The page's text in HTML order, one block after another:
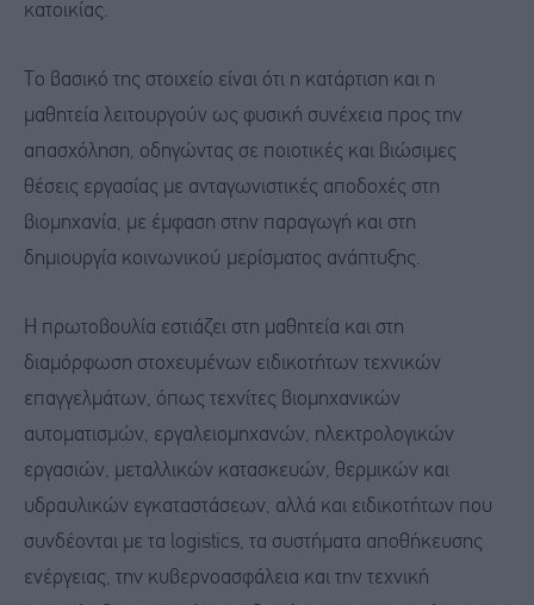
κατοικίας.
Το βασικό της στοιχείο είναι ότι η κατάρτιση και η
μαθητεία λειτουργούν ως φυσική συνέχεια προς την
απασχόληση, οδηγώντας σε ποιοτικές και βιώσιμες
θέσεις εργασίας με ανταγωνιστικές αποδοχές στη
βιομηχανία, με έμφαση στην παραγωγή και στη
δημιουργία κοινωνικού μερίσματος ανάπτυξης.
Η πρωτοβουλία εστιάζει στη μαθητεία και στη
διαμόρφωση στοχευμένων ειδικοτήτων τεχνικών
επαγγελμάτων, όπως τεχνίτες βιομηχανικών
αυτοματισμών, εργαλειομηχανών, ηλεκτρολογικών
εργασιών, μεταλλικών κατασκευών, θερμικών και
υδραυλικών εγκαταστάσεων, αλλά και ειδικοτήτων που
συνδέονται με τα logistics, τα συστήματα αποθήκευσης
ενέργειας, την κυβερνοασφάλεια και την τεχνική